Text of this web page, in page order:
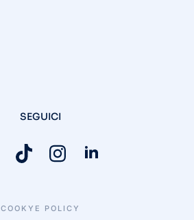
SEGUICI
COOKYE POLICY